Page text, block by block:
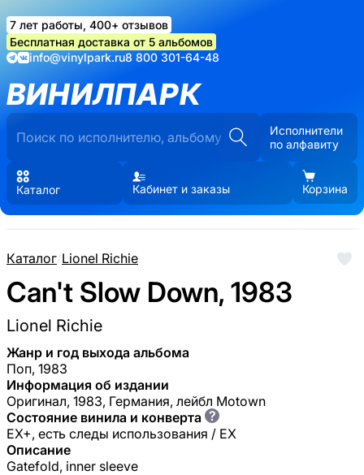
7 лет работы, 400+ отзывов
Бесплатная доставка от 5 альбомов
info@vinylpark.ru8 800 301-64-48
ВИНИЛПАРК
Исполнители
по алфавиту
Каталог Кабинет и заказы Корзина
Каталог/Lionel Richie
Can't Slow Down, 1983
Lionel Richie
Жанр и год выхода альбома
Поп, 1983
Информация об издании
Оригинал, 1983, Германия, лейбл Motown
Состояние винила и конверта ?
EX+, есть следы использования / EX
Описание
Gatefold, inner sleeve